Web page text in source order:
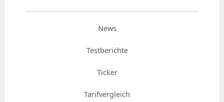
News
Testberichte
Ticker
Tarifvergleich